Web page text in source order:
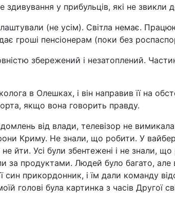
у прибульців, які не звикли
(не усім). Світла немає.
гроші пенсіонерам (поки без
збережений і незатоплений.
в Олешках, і він направив її на
якщо вона говорить правду.
від влади, телевізор не
Криму. Не знали, що робити. У
йти. Усі були збентежені і не знали,
за продуктами. Людей було багато, але
син прикордонник, і їм дали команду
голові була картинка з часів Другої